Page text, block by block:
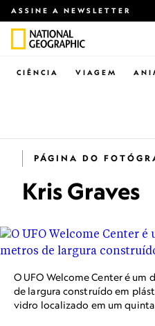
ASSINE A NEWSLETTER
CIÊNCIA VIAGEM
PÁGINA DO
Kris Graves
O UFO Welcome Center é um
de largura construído em
vidro localizado em um